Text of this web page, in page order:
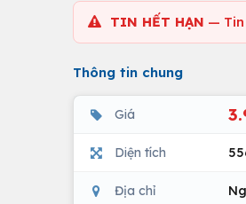
TIN HẾT HẠN — Tin
Thông tin chung
Giá
Diện tích
Địa chỉ